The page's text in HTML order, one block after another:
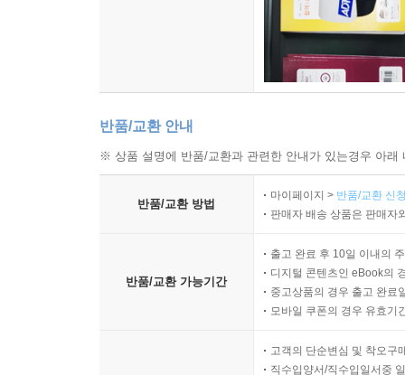
반품/교환 안내
※ 상품 설명에 반품/교환과 관련한 안내가 있는경우 아
반품/교환 방법
마이페이지 > 반품/교환 신
판매자 배송 상품은 판매자
반품/교환 가능기간
출고 완료 후 10일 이내의
디지털 콘텐츠인 eBook의
중고상품의 경우 출고 완료
모바일 쿠폰의 경우 유효기
고객의 단순변심 및 착오구
직수입양서/직수입일서중